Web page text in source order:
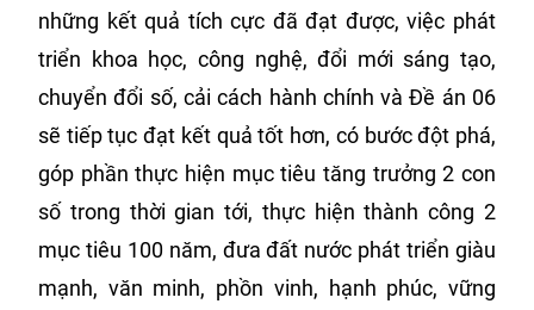
những kết quả tích cực đã đạt được, việc phát
triển khoa học, công nghệ, đổi mới sáng tạo,
chuyển đổi số, cải cách hành chính và Đề án 06
sẽ tiếp tục đạt kết quả tốt hơn, có bước đột phá,
góp phần thực hiện mục tiêu tăng trưởng 2 con
số trong thời gian tới, thực hiện thành công 2
mục tiêu 100 năm, đưa đất nước phát triển giàu
mạnh, văn minh, phồn vinh, hạnh phúc, vững